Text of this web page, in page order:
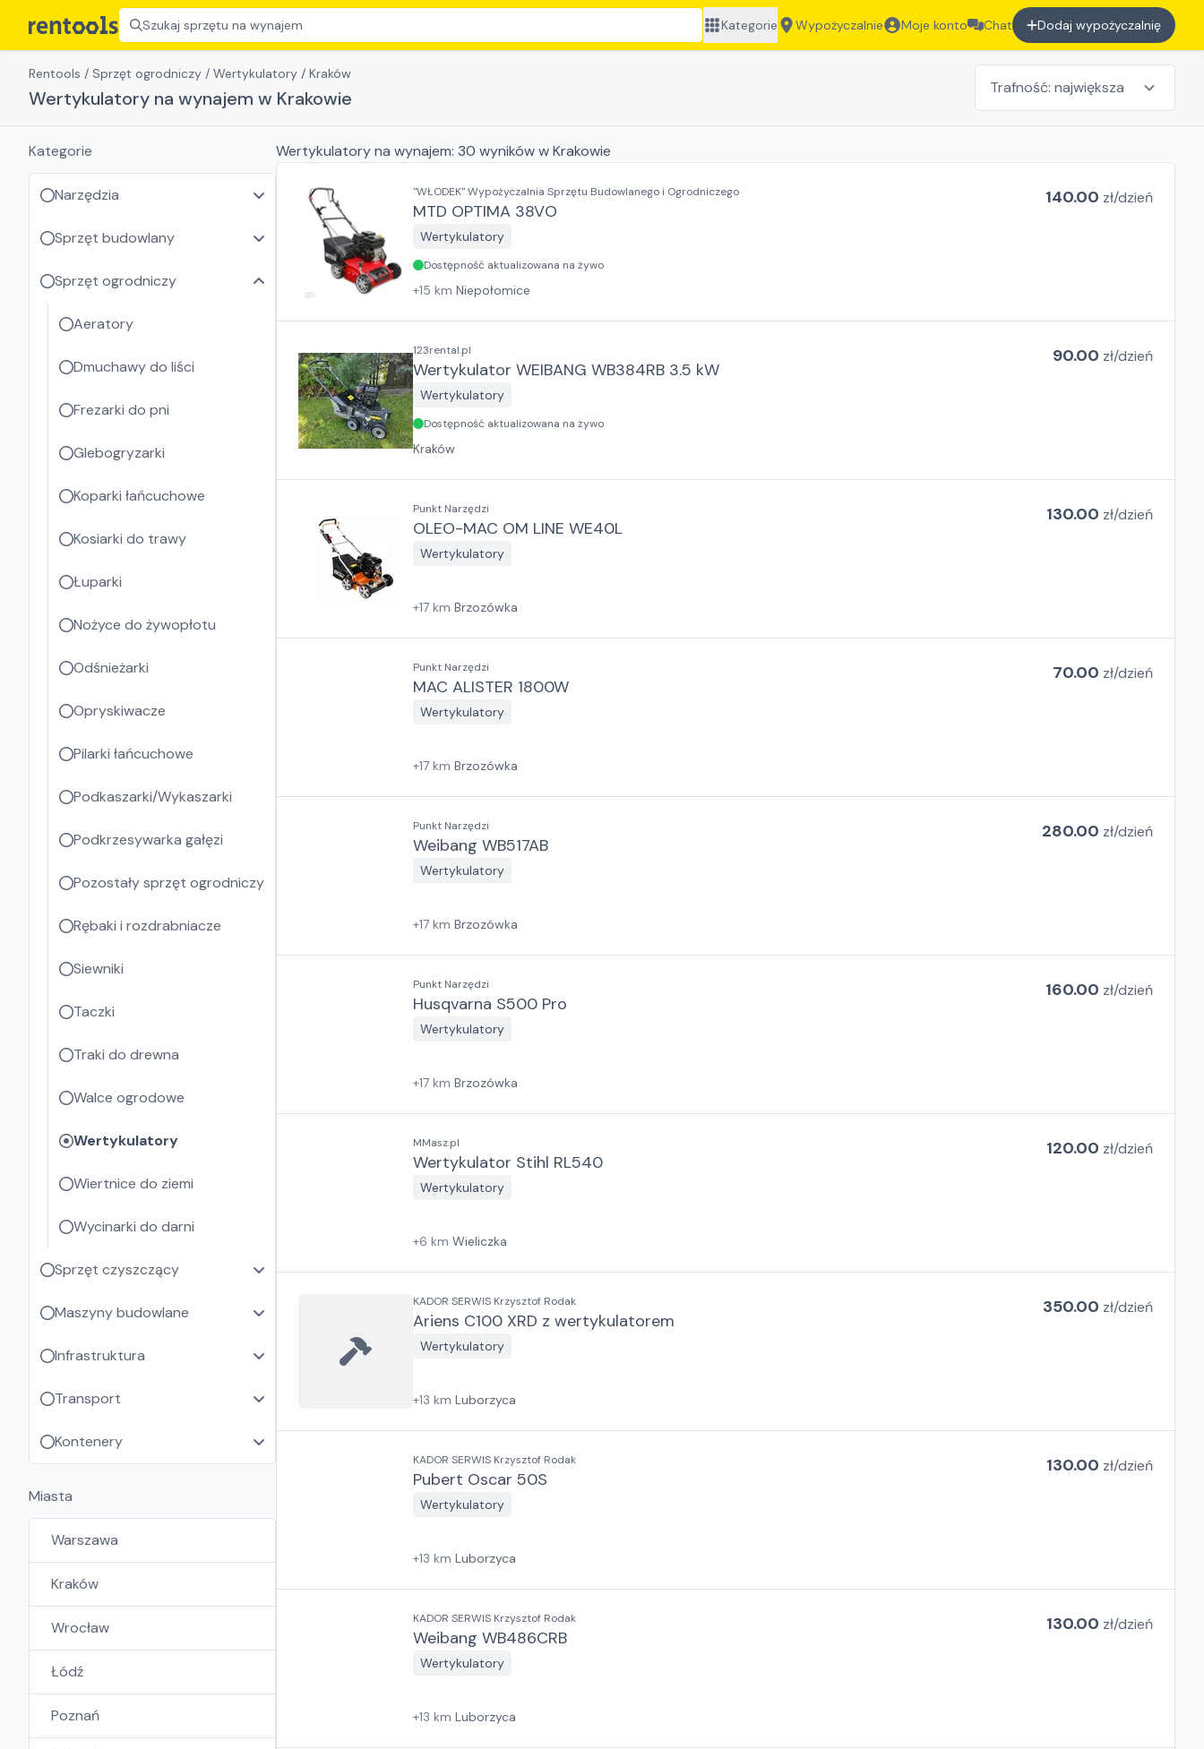
Szukaj sprzętu na wynajem Kategorie Wypożyczalnie Moje konto Chat Dodaj wypożyczalnię
Rentools / Sprzęt ogrodniczy / Wertykulatory / Kraków
Wertykulatory na wynajem w Krakowie
Wertykulatoryna wynajem: 30 wynikóww Krakowie
"WŁODEK" Wypożyczalnia Sprzętu Budowlanego i Ogrodniczego
MTD OPTIMA 38VO
Wertykulatory
140.00 zł/dzień
Dostępność aktualizowana na żywo
+15 km Niepołomice
123rental.pl
Wertykulator WEIBANG WB384RB 3.5 kW
Wertykulatory
90.00 zł/dzień
Dostępność aktualizowana na żywo
Kraków
Punkt Narzędzi
OLEO-MAC OM LINE WE40L
Wertykulatory
130.00 zł/dzień
+17 km Brzozówka
Punkt Narzędzi
MAC ALISTER 1800W
Wertykulatory
70.00 zł/dzień
+17 km Brzozówka
Punkt Narzędzi
Weibang WB517AB
Wertykulatory
280.00 zł/dzień
+17 km Brzozówka
Punkt Narzędzi
Husqvarna S500 Pro
Wertykulatory
160.00 zł/dzień
+17 km Brzozówka
MMasz.pl
Wertykulator Stihl RL540
Wertykulatory
120.00 zł/dzień
+6 km Wieliczka
KADOR SERWIS Krzysztof Rodak
Ariens C100 XRD z wertykulatorem
Wertykulatory
350.00 zł/dzień
+13 km Luborzyca
KADOR SERWIS Krzysztof Rodak
Pubert Oscar 50S
Wertykulatory
130.00 zł/dzień
+13 km Luborzyca
KADOR SERWIS Krzysztof Rodak
Weibang WB486CRB
Wertykulatory
130.00 zł/dzień
+13 km Luborzyca
Kategorie
Narzędzia
Sprzęt budowlany
Sprzęt ogrodniczy
Aeratory
Dmuchawy do liści
Frezarki do pni
Glebogryzarki
Koparki łańcuchowe
Kosiarki do trawy
Łuparki
Nożyce do żywopłotu
Odśnieżarki
Opryskiwacze
Pilarki łańcuchowe
Podkaszarki/Wykaszarki
Podkrzesywarka gałęzi
Pozostały sprzęt ogrodniczy
Rębaki i rozdrabniacze
Siewniki
Taczki
Traki do drewna
Walce ogrodowe
Wertykulatory
Wiertnice do ziemi
Wycinarki do darni
Sprzęt czyszczący
Maszyny budowlane
Infrastruktura
Transport
Kontenery
Miasta
Warszawa
Kraków
Wrocław
Łódź
Poznań